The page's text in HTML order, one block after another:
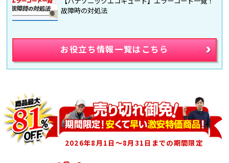
故障時の対処法
お役立ち情報一覧はこちら
2026年8月1日～8月31日までの期間限定